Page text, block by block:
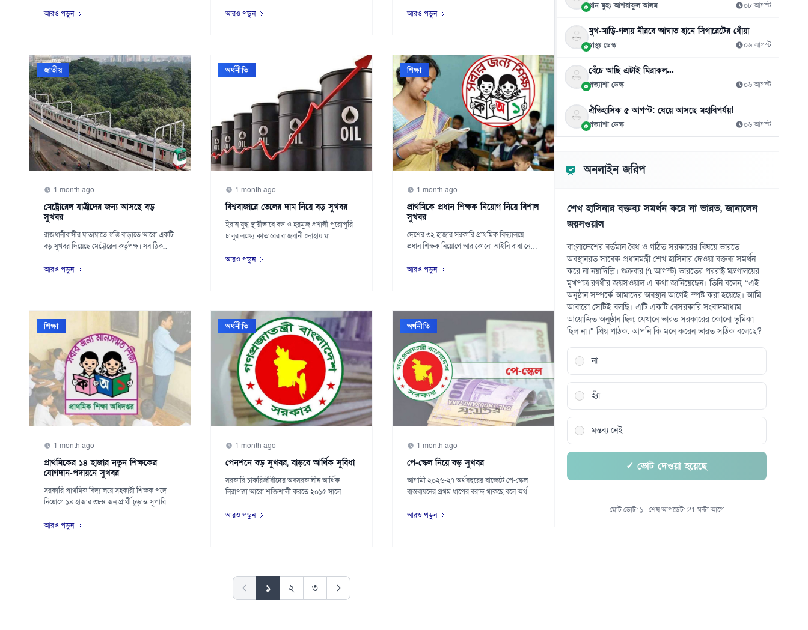
আরও পড়ুন
আরও পড়ুন
আরও পড়ুন
জাতীয়
1 month ago
মেট্রোরেল যাত্রীদের জন্য আসছে বড়
সুখবর
রাজধানীবাসীর যাতায়াতে স্বস্তি বাড়াতে আরো একটি
বড় সুখবর দিয়েছে মেট্রোরেল কর্তৃপক্ষ। সব ঠিক...
আরও পড়ুন
অর্থনীতি
1 month ago
বিশ্ববাজারে তেলের দাম নিয়ে বড় সুখবর
ইরান যুদ্ধ স্থায়ীভাবে বন্ধ ও হরমুজ প্রণালী পুরোপুরি
চালুর লক্ষ্যে কাতারের রাজধানী দোহায় মা...
আরও পড়ুন
শিক্ষা
1 month ago
প্রাথমিকে প্রধান শিক্ষক নিয়োগ নিয়ে বিশাল
সুখবর
দেশের ৩২ হাজার সরকারি প্রাথমিক বিদ্যালয়ে
প্রধান শিক্ষক নিয়োগে আর কোনো আইনি বাধা নেই।
আরও পড়ুন
শিক্ষা
1 month ago
প্রাথমিকের ১৪ হাজার নতুন শিক্ষকের
যোগদান-পদায়নে সুখবর
সরকারি প্রাথমিক বিদ্যালয়ে সহকারী শিক্ষক পদে
নিয়োগে ১৪ হাজার ৩৮৪ জন প্রার্থী চূড়ান্ত সুপারি...
আরও পড়ুন
অর্থনীতি
1 month ago
পেনশনে বড় সুখবর, বাড়বে আর্থিক সুবিধা
সরকারি চাকরিজীবীদের অবসরকালীন আর্থিক
নিরাপত্তা আরো শক্তিশালী করতে ২০১৫ সালে
আরও পড়ুন
অর্থনীতি
1 month ago
পে-স্কেল নিয়ে বড় সুখবর
আগামী ২০২৬-২৭ অর্থবছরের বাজেটে পে-স্কেল
বাস্তবায়নের প্রথম ধাপের বরাদ্দ থাকছে বলে অর্থ
আরও পড়ুন
১ ২ ৩
খান মুহঃ আশরাফুল আলম ০৮ আগস্ট
মুখ-মাড়ি-গলায় নীরবে আঘাত হানে সিগারেটের ধোঁয়া
স্বাস্থ্য ডেস্ক ০৬ আগস্ট
বেঁচে আছি এটাই মিরাকল...
প্রত্যাশা ডেস্ক ০৬ আগস্ট
ঐতিহাসিক ৫ আগস্ট: ধেয়ে আসছে মহাবিপর্যয়!
প্রত্যাশা ডেস্ক ০৬ আগস্ট
অনলাইন জরিপ
শেখ হাসিনার বক্তব্য সমর্থন করে না ভারত, জানালেন
জয়সওয়াল
বাংলাদেশের বর্তমান বৈধ ও গঠিত সরকারের বিষয়ে ভারতে
অবস্থানরত সাবেক প্রধানমন্ত্রী শেখ হাসিনার দেওয়া বক্তব্য সমর্থন
করে না নয়াদিল্লি। শুক্রবার (৭ আগস্ট) ভারতের পররাষ্ট্র মন্ত্রণালয়ের
মুখপাত্র রণধীর জয়সওয়াল এ কথা জানিয়েছেন। তিনি বলেন, “এই
অনুষ্ঠান সম্পর্কে আমাদের অবস্থান আগেই স্পষ্ট করা হয়েছে। আমি
আবারো সেটিই বলছি। এটি একটি বেসরকারি সংবাদমাধ্যম
আয়োজিত অনুষ্ঠান ছিল, যেখানে ভারত সরকারের কোনো ভূমিকা
ছিল না।” প্রিয় পাঠক. আপনি কি মনে করেন ভারত সঠিক বলেছে?
না
হ্যাঁ
মন্তব্য নেই
✓ ভোট দেওয়া হয়েছে
মোট ভোট: ১ | শেষ আপডেট: 21 ঘন্টা আগে